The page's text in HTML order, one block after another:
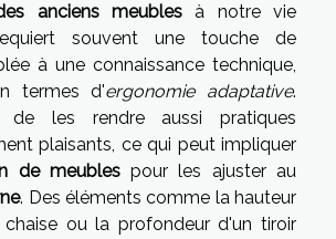
anciens meubles à notre vie
souvent une touche de
à une connaissance technique,
termes d'ergonomie adaptative.
de les rendre aussi pratiques
plaisants, ce qui peut impliquer
de meublespour les ajuster au
. Des éléments comme la hauteur
chaise ou la profondeur d'un tiroir